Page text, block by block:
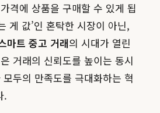
격에 상품을 구매할 수 있게 됩
게 값’인 혼탁한 시장이 아닌,
마트 중고 거래의 시대가 열린
거래의 신뢰도를 높이는 동시
두의 만족도를 극대화하는 혁
.